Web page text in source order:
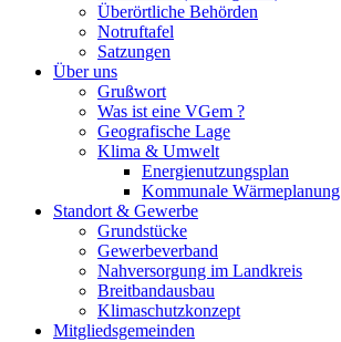
Überörtliche Behörden
Notruftafel
Satzungen
Über uns
Grußwort
Was ist eine VGem ?
Geografische Lage
Klima & Umwelt
Energienutzungsplan
Kommunale Wärmeplanung
Standort & Gewerbe
Grundstücke
Gewerbeverband
Nahversorgung im Landkreis
Breitbandausbau
Klimaschutzkonzept
Mitgliedsgemeinden